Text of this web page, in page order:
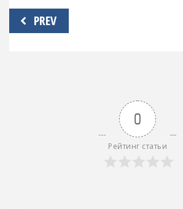
Навигация
по
PREV
0
Рейтинг статьи